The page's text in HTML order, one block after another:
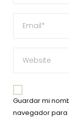
Guardar mi
navegador para